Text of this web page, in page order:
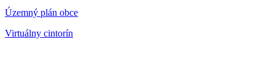
Územný plán obce
Virtuálny cintorín